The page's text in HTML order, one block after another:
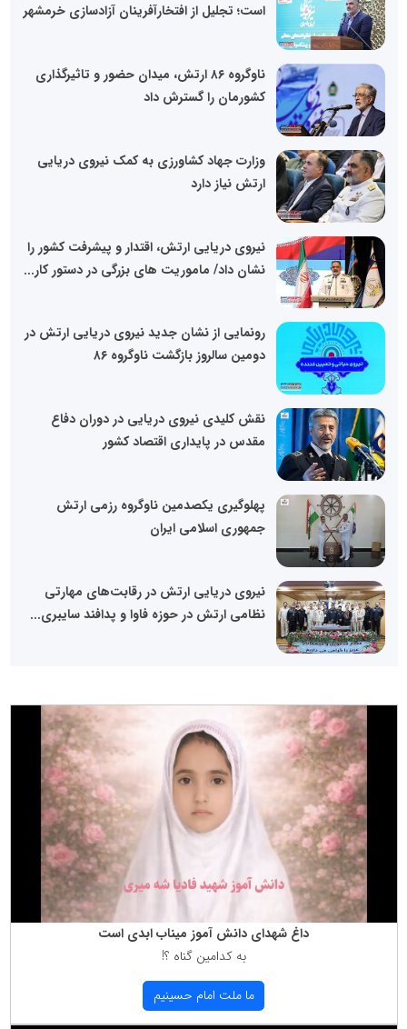
است؛ تجلیل از افتخارآفرینان آزادسازی خرمشهر
ناوگروه ۸۶ ارتش، میدان حضور و تاثیرگذاری
کشورمان را گسترش داد
وزارت جهاد کشاورزی به کمک نیروی دریایی
ارتش نیاز دارد
نیروی دریایی ارتش، اقتدار و پیشرفت کشور را
نشان داد/ ماموریت های بزرگی در دستور کار...
رونمایی از نشان جدید نیروی دریایی ارتش در
دومین سالروز بازگشت ناوگروه ۸۶
نقش کلیدی نیروی دریایی در دوران دفاع
مقدس در پایداری اقتصاد کشور
پهلوگیری یکصدمین ناوگروه رزمی ارتش
جمهوری اسلامی ایران
نیروی دریایی ارتش در رقابت‌های مهارتی
نظامی ارتش در حوزه فاوا و پدافند سایبری...
داغ شهدای دانش آموز میناب ابدی است
به كدامین گناه ؟!
ما ملت امام حسینیم